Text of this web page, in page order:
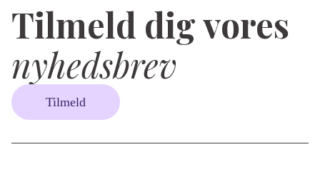
Tilmeld dig vores
nyhedsbrev
Tilmeld